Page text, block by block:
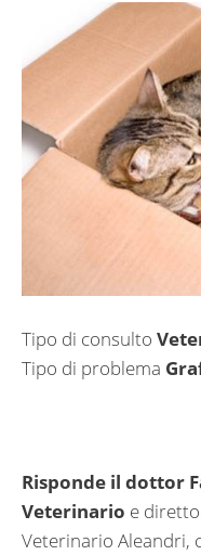
Tipo di consulto
Tipo di problema
Risponde il dottor
Veterinario e
Veterinario Aleandri,